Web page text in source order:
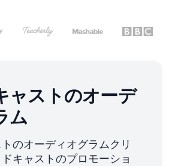
ャストのオーデ
ム
のオーディオグラムクリ
キャストのプロモーショ